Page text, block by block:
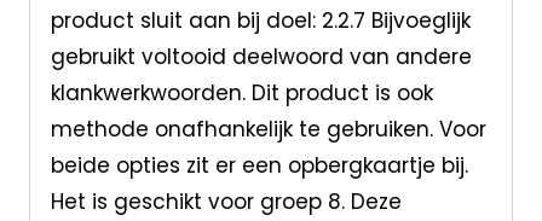
product sluit aan bij doel: 2.2.7 Bijvoeglijk
gebruikt voltooid deelwoord van andere
klankwerkwoorden. Dit product is ook
methode onafhankelijk te gebruiken. Voor
beide opties zit er een opbergkaartje bij.
Het is geschikt voor groep 8. Deze